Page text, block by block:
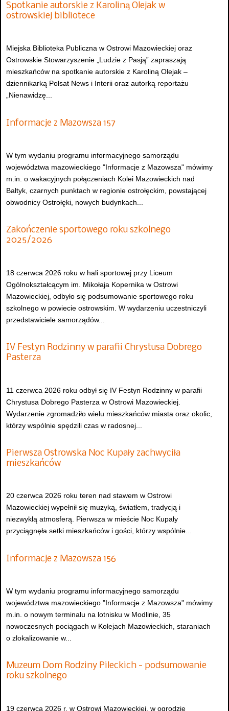
Spotkanie autorskie z Karoliną Olejak w
ostrowskiej bibliotece
Miejska Biblioteka Publiczna w Ostrowi Mazowieckiej oraz
Ostrowskie Stowarzyszenie „Ludzie z Pasją” zapraszają
mieszkańców na spotkanie autorskie z Karoliną Olejak –
dziennikarką Polsat News i Interii oraz autorką reportażu
„Nienawidzę...
Informacje z Mazowsza 157
W tym wydaniu programu informacyjnego samorządu
województwa mazowieckiego "Informacje z Mazowsza" mówimy
m.in. o wakacyjnych połączeniach Kolei Mazowieckich nad
Bałtyk, czarnych punktach w regionie ostrołęckim, powstającej
obwodnicy Ostrołęki, nowych budynkach...
Zakończenie sportowego roku szkolnego
2025/2026
18 czerwca 2026 roku w hali sportowej przy Liceum
Ogólnokształcącym im. Mikołaja Kopernika w Ostrowi
Mazowieckiej, odbyło się podsumowanie sportowego roku
szkolnego w powiecie ostrowskim. W wydarzeniu uczestniczyli
przedstawiciele samorządów...
IV Festyn Rodzinny w parafii Chrystusa Dobrego
Pasterza
11 czerwca 2026 roku odbył się IV Festyn Rodzinny w parafii
Chrystusa Dobrego Pasterza w Ostrowi Mazowieckiej.
Wydarzenie zgromadziło wielu mieszkańców miasta oraz okolic,
którzy wspólnie spędzili czas w radosnej...
Pierwsza Ostrowska Noc Kupały zachwyciła
mieszkańców
20 czerwca 2026 roku teren nad stawem w Ostrowi
Mazowieckiej wypełnił się muzyką, światłem, tradycją i
niezwykłą atmosferą. Pierwsza w mieście Noc Kupały
przyciągnęła setki mieszkańców i gości, którzy wspólnie...
Informacje z Mazowsza 156
W tym wydaniu programu informacyjnego samorządu
województwa mazowieckiego "Informacje z Mazowsza" mówimy
m.in. o nowym terminalu na lotnisku w Modlinie, 35
nowoczesnych pociągach w Kolejach Mazowieckich, staraniach
o zlokalizowanie w...
Muzeum Dom Rodziny Pileckich - podsumowanie
roku szkolnego
19 czerwca 2026 r. w Ostrowi Mazowieckiej, w ogrodzie